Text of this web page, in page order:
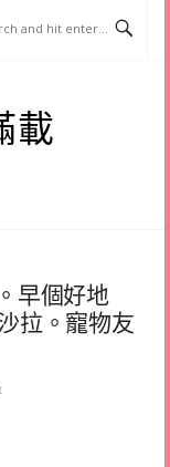
載
早個好地
拉。寵物友